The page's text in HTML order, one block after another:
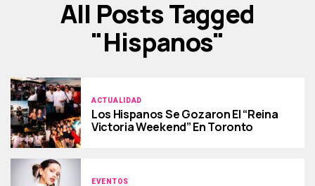
All Posts Tagged
"hispanos"
ACTUALIDAD
Los Hispanos Se Gozaron El “Reina
Victoria Weekend” En Toronto
EVENTOS